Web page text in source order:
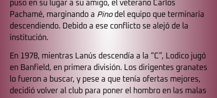
puso en su lugar a su amigo, el veterano Carlos
Pachamé, marginando a Pinodel equipo que terminaría
descendiendo. Debido a ese conflicto se alejó de la
institución.
En 1978, mientras Lanús descendía a la “C”, Lodico jugó
en Banfield, en primera división. Los dirigentes granates
lo fueron a buscar, y pese a que tenía ofertas mejores,
decidió volver al club para poner el hombro en las malas